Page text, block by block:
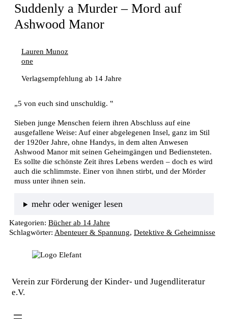
Suddenly a Murder – Mord auf
Ashwood Manor
Lauren Munoz
one
Verlagsempfehlung ab 14 Jahre
„5 von euch sind unschuldig. ‟
Sieben junge Menschen feiern ihren Abschluss auf eine
ausgefallene Weise: Auf einer abgelegenen Insel, ganz im Stil
der 1920er Jahre, ohne Handys, in dem alten Anwesen
Ashwood Manor mit seinen Geheimgängen und Bediensteten.
Es sollte die schönste Zeit ihres Lebens werden – doch es wird
auch die schlimmste. Einer von ihnen stirbt, und der Mörder
muss unter ihnen sein.
mehr oder weniger lesen
Kategorien: Bücher ab 14 Jahre
Schlagwörter: Abenteuer & Spannung, Detektive & Geheimnisse
Verein zur Förderung der Kinder- und Jugendliteratur
e.V.